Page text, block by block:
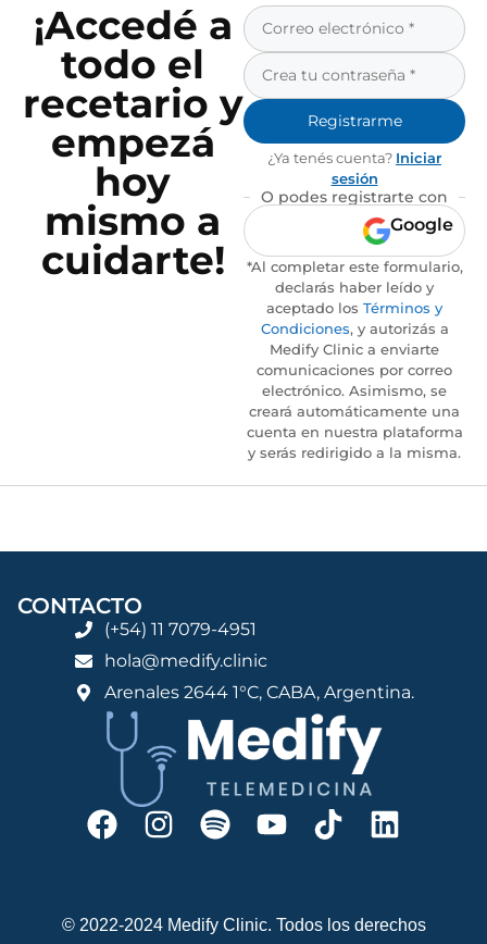
¡Accedé a
todo el
recetario y
empezá
hoy
mismo a
cuidarte!
Registrarme
¿Ya tenés cuenta? Iniciar
sesión
O podes registrarte con
Google
*Al completar este formulario,
declarás haber leído y
aceptado los Términos y
Condiciones, y autorizás a
Medify Clinic a enviarte
comunicaciones por correo
electrónico. Asimismo, se
creará automáticamente una
cuenta en nuestra plataforma
y serás redirigido a la misma.
CONTACTO
(+54) 11 7079-4951
hola@medify.clinic
Arenales 2644 1°C, CABA, Argentina.
© 2022-2024 Medify Clinic. Todos los derechos